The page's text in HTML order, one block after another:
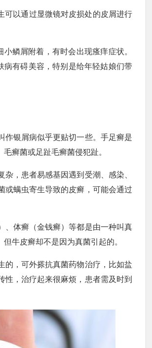
可以通过显微镜对皮损处的皮屑进行
鳞屑附着，有时会出现瘙痒症状。
病有碍美容，特别是给年轻姑娘们带
作银屑病似乎更贴切一些。手足癣是
癣菌或足趾毛癣菌侵犯趾。
，患者易感基因遇到受潮、感染、
或螨虫寄生导致的皮癣，可能会通过
、体癣（金钱癣）等都是由一种叫真
牛皮癣却不是因为真菌引起的。
的，可外搽抗真菌药物治疗，比如盐
，治疗起来很麻烦，患者需及时到